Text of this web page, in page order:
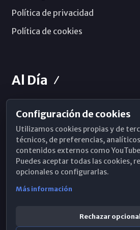
Política de privacidad
Política de cookies
Al Día
Horarios de Misa
Hemeroteca
WhatsApp
Configuración de cookies
Utilizamos cookies propias y de
técnicos, de preferencias,
contenidos externos como
Puedes aceptar todas las cookies,
opcionales o configurarlas.
Más información
Rechazar